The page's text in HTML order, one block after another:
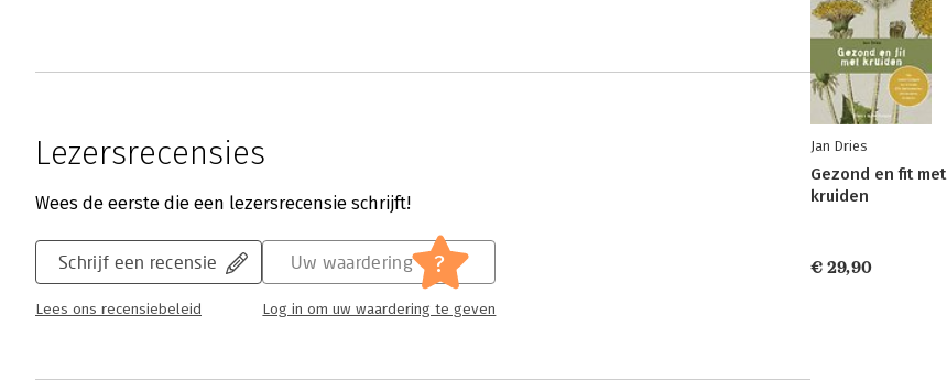
Lezersrecensies
Wees de eerste die een lezersrecensie schrijft!
Schrijf een recensie
Lees ons recensiebeleid
Uw waardering ?
Log in om uw waardering te geven
Jan Dries
Gezond en fit met
kruiden
€ 29,90